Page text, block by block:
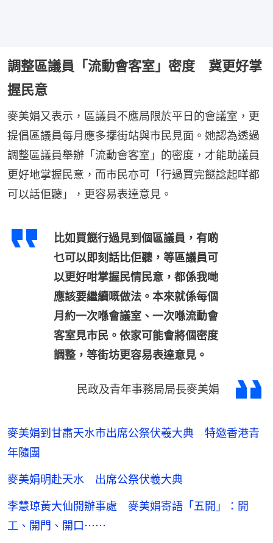
調整區議員「流動會客室」密度 冀更好掌
握民意
麥美娟又表示，區議員不應局限於平日的會議室，更
提倡區議員每月應多擺街站與市民見面。她認為透過
調整區議員舉辦「流動會客室」的密度，才能助議員
更好地掌握民意，而市民亦可「行過買完餸諗起咩都
可以話佢聽」，更容易表達意見。
比如買餸行過見到個區議員，有啲
乜可以即刻話比佢聽，等區議員可
以更好咁掌握民情民意，都係我哋
應該要繼續嘅做法。本來就係每個
月約一次喺會議室、一次喺流動會
客室見市民。依家可能會將個密度
調整，等街坊更容易表達意見。
民政及青年事務局局長麥美娟
麥美娟到甘肅天水市出席公祭伏羲大典 特邀香港青
年隨團
麥美娟明赴天水 出席公祭伏羲大典
李慧琼黃大仙開辦事處 麥美娟寄語「五開」：開
工、開門、開口⋯⋯